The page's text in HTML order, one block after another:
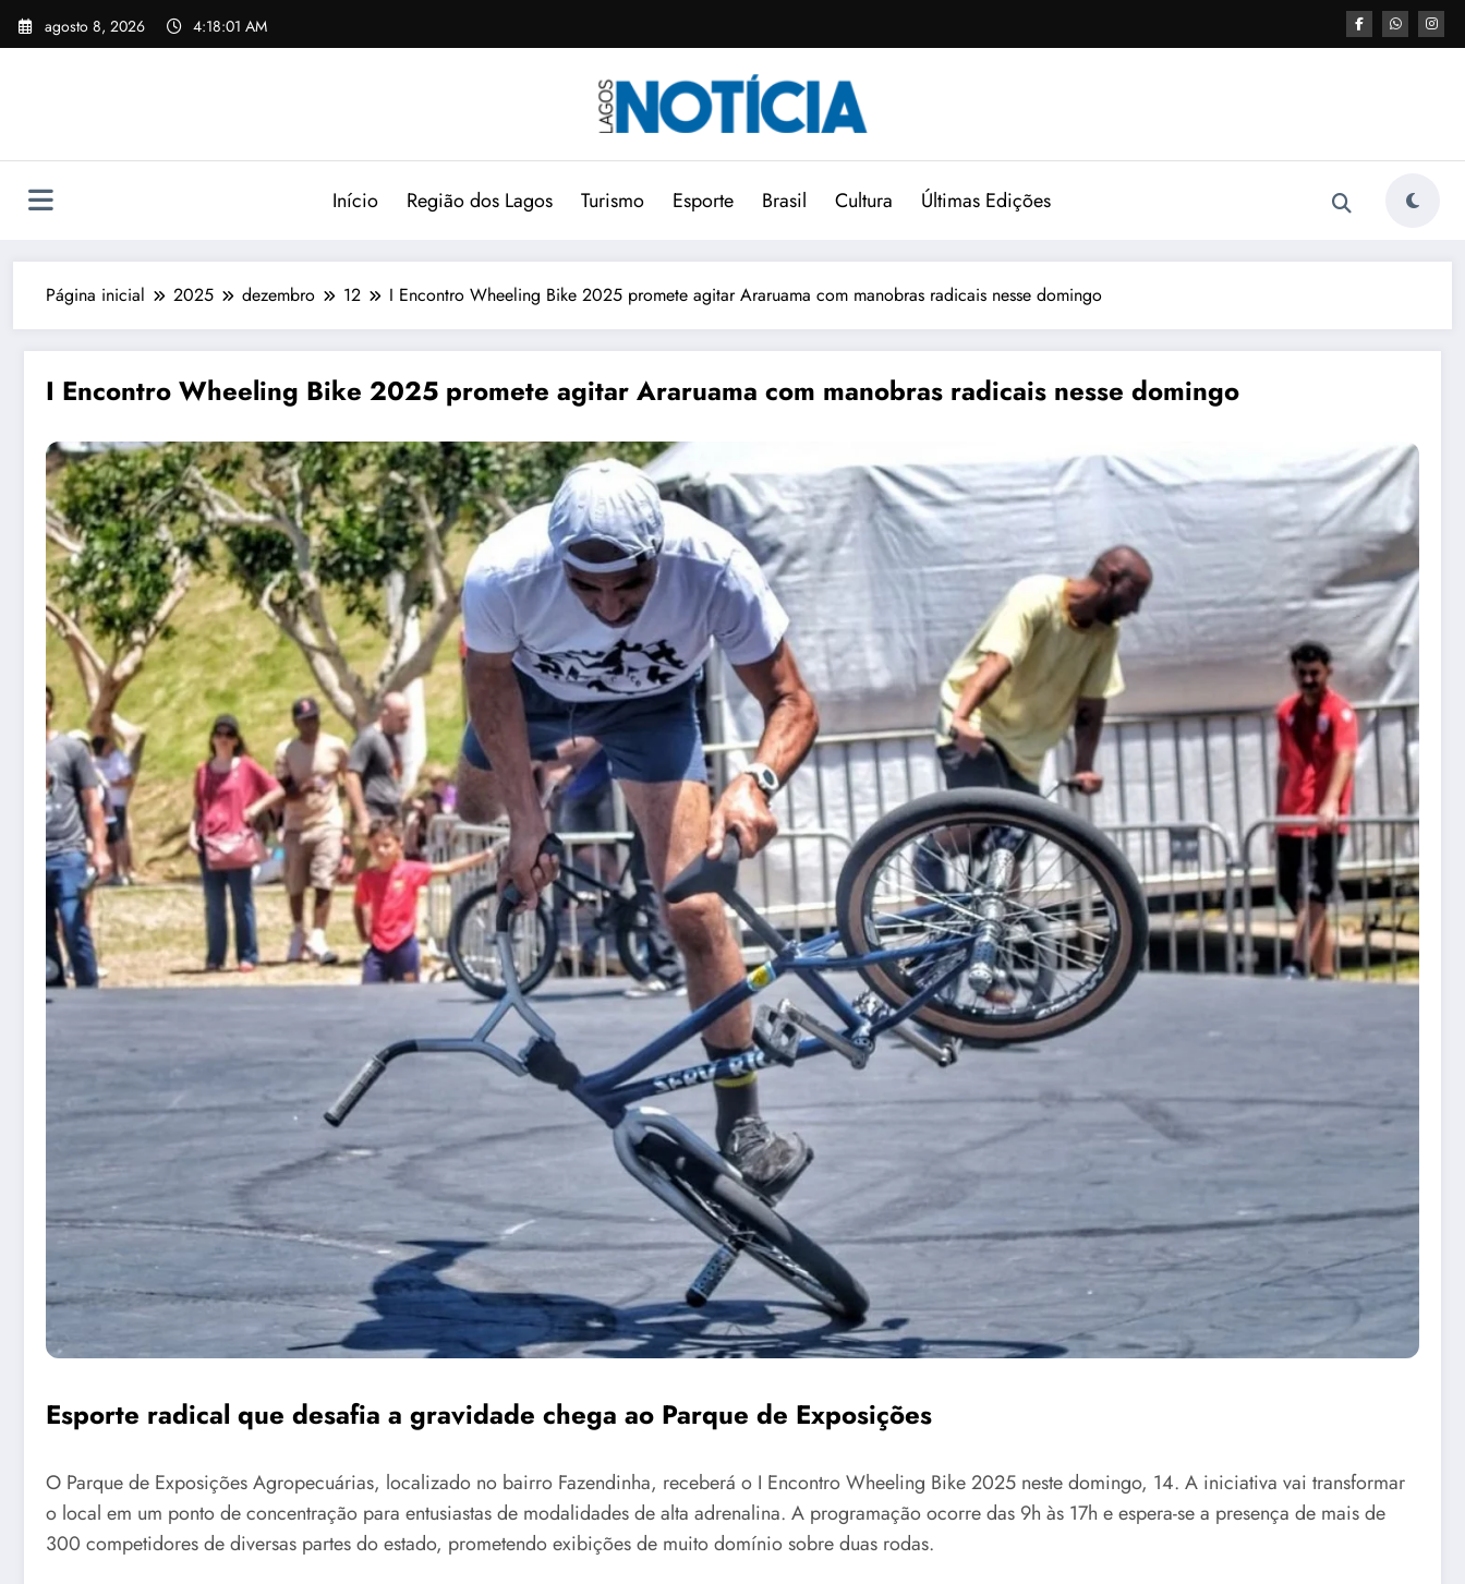
agosto 8, 2026 4:18:03 AM
Início Região dos Lagos Turismo Esporte Brasil Cultura Últimas Edições
Página inicial 2025 dezembro 12 I Encontro Wheeling Bike 2025 promete agitar Araruama com manobras radicais nesse domingo
I Encontro Wheeling Bike 2025 promete agitar Araruama com manobras radicais nesse domingo
Esporte radical que desafia a gravidade chega ao Parque de Exposições
O Parque de Exposições Agropecuárias, localizado no bairro Fazendinha, receberá o I Encontro Wheeling Bike 2025 neste domingo, 14. A iniciativa vai transformar
o local em um ponto de concentração para entusiastas de modalidades de alta adrenalina. A programação ocorre das 9h às 17h e espera-se a presença de mais de
300 competidores de diversas partes do estado, prometendo exibições de muito domínio sobre duas rodas.